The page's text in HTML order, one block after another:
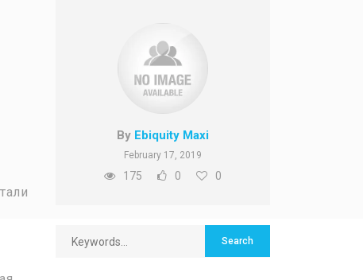
By Ebiquity Maxi
February 17, 2019
175 0 0